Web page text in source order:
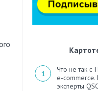
Что не так с
e-commerce.
эксперты